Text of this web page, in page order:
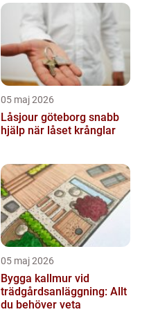
05 maj 2026
Låsjour göteborg snabb
hjälp när låset krånglar
05 maj 2026
Bygga kallmur vid
trädgårdsanläggning: Allt
du behöver veta